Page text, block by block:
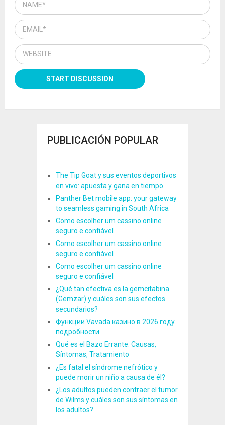
PUBLICACIÓN POPULAR
The Tip Goat y sus eventos deportivos
en vivo: apuesta y gana en tiempo
Panther Bet mobile app: your gateway
to seamless gaming in South Africa
Como escolher um cassino online
seguro e confiável
Como escolher um cassino online
seguro e confiável
Como escolher um cassino online
seguro e confiável
¿Qué tan efectiva es la gemcitabina
(Gemzar) y cuáles son sus efectos
secundarios?
Функции Vavada казино в 2026 году
подробности
Qué es el Bazo Errante: Causas,
Síntomas, Tratamiento
¿Es fatal el síndrome nefrótico y
puede morir un niño a causa de él?
¿Los adultos pueden contraer el tumor
de Wilms y cuáles son sus síntomas en
los adultos?